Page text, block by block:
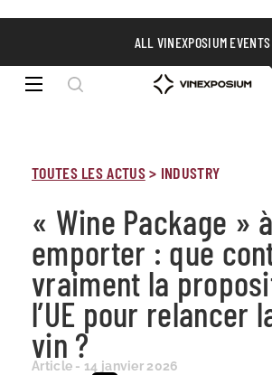
ALL VINEXPOSIUM EVENTS
TOUTES LES ACTUS> INDUSTRY
« Wine Package » à
emporter : que
vraiment la
l’UE pour relancer
vin ?
Article - 14 janvier 2026